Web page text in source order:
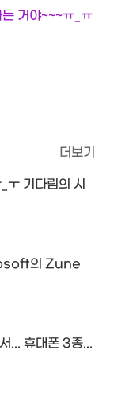
거야~~~ㅠ_ㅠ
더보기
기다림의 시
의 Zune
... 휴대폰 3종...